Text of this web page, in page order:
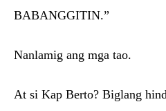
BABANGGITIN.”
Nanlamig ang mga tao.
At si Kap Berto? Biglang